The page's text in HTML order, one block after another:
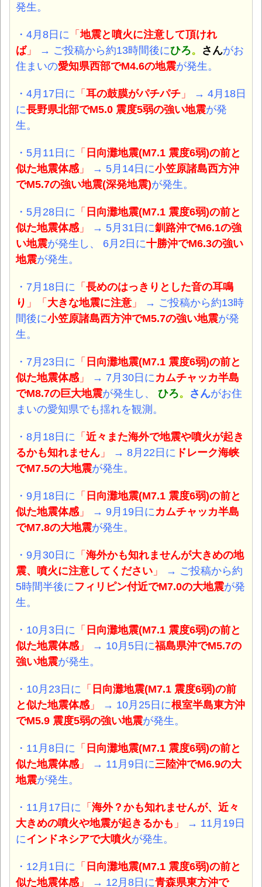
発生。
・4月8日に 「地震と噴火に注意して頂けれ
ば」 → ご投稿から約13時間後にひろ。 さんがお
住まいの愛知県西部でM4.6の地震が発生。
・4月17日に 「 耳の鼓膜がパチパチ 」
→ 4月18日
に長野県北部でM5.0 震度5弱の強い地震が発
生。
・5月11日に 「 日向灘地震(M7.1 震度6弱)の前と
似た地震体感 」 → 5月14日に小笠原諸島西方沖
でM5.7の強い地震(深発地震)が発生。
・5月28日に 「 日向灘地震(M7.1 震度6弱)の前と
似た地震体感 」 → 5月31日に釧路沖でM6.1の強
い地震が発生し、 6月2日に十勝沖でM6.3の強い
地震が発生。
・7月18日に 「 長めのはっきりとした音の耳鳴
り 」「 大きな地震に注意 」
→ ご投稿から約13時
間後に小笠原諸島西方沖でM5.7の強い地震が発
生。
・7月23日に 「 日向灘地震(M7.1 震度6弱)の前と
似た地震体感 」 → 7月30日に カムチャッカ半島
でM8.7の巨大地震が発生し、 ひろ。 さんがお住
まいの愛知県でも揺れを観測。
・8月18日に 「 近々また海外で地震や噴火が起き
るかも知れません 」 → 8月22日に ドレーク海峡
でM7.5の大地震が発生。
・9月18日に 「 日向灘地震(M7.1 震度6弱)の前と
似た地震体感 」 → 9月19日に カムチャッカ半島
でM7.8の大地震が発生。
・9月30日に 「 海外かも知れませんが大きめの地
震、噴火に注意してください 」
→ ご投稿から約
5時間半後に フィリピン付近でM7.0の大地震が発
生。
・10月3日に 「 日向灘地震(M7.1 震度6弱)の前と
似た地震体感 」 → 10月5日に福島県沖でM5.7の
強い地震が発生。
・10月23日に 「 日向灘地震(M7.1 震度6弱)の前
と似た地震体感 」 → 10月25日に根室半島東方沖
でM5.9 震度5弱の強い地震が発生。
・11月8日に 「 日向灘地震(M7.1 震度6弱)の前と
似た地震体感 」 → 11月9日に三陸沖でM6.9の大
地震が発生。
・11月17日に 「 海外？かも知れませんが、近々
大きめの噴火や地震が起きるかも 」
→ 11月19日
にインドネシアで大噴火が発生。
・12月1日に 「 日向灘地震(M7.1 震度6弱)の前と
似た地震体感 」 → 12月8日に青森県東方沖で